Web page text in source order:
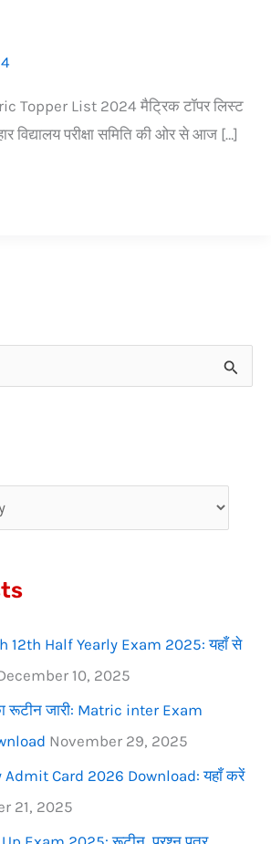
Topper List 2024 मैट्रिक टॉपर लिस्ट
विद्यालय परीक्षा समिति की ओर से आज […]
12th Half Yearly Exam 2025: यहाँ से
10, 2025
रूटीन जारी: Matric inter Exam
November 29, 2025
Card 2026 Download: यहाँ करें
21, 2025